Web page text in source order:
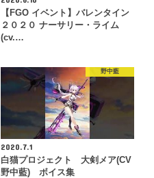
【FGO イベント】バレンタイン
２０２０ ナーサリー・ライム
(cv.…
野中藍
2020.7.1
白猫プロジェクト 大剣メア(CV
野中藍) ボイス集